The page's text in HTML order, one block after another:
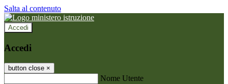
Salta al contenuto
Accedi
Accedi
button close ×
Nome Utente